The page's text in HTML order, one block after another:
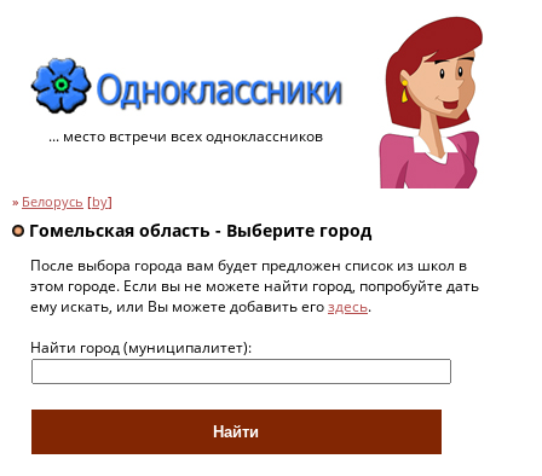
... место встречи всех одноклассников
» Белорусь [by]
Гомельская область - Выберите город
После выбора города вам будет предложен список из школ в
этом городе. Если вы не можете найти город, попробуйте дать
ему искать, или Вы можете добавить егоздесь.
Найти город (муниципалитет):